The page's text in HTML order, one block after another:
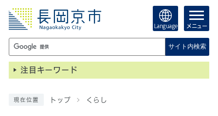
Language メニュー
サイト内検索
注目キーワード
現在位置 トップ くらし